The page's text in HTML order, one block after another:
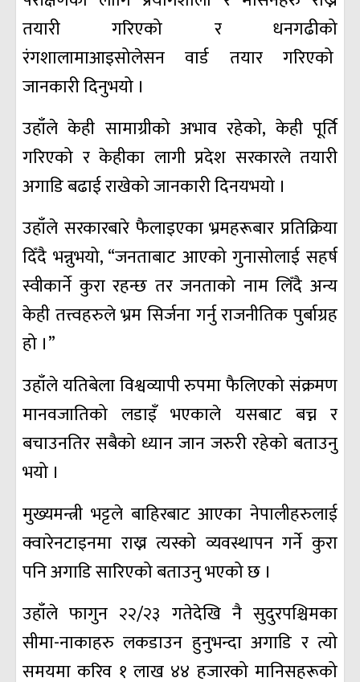
तयारी गरिएको र धनगढीको
रंगशालामाआइसोलेसन वार्ड तयार गरिएको
जानकारी दिनुभयो ।
उहाँले केही सामाग्रीको अभाव रहेको, केही पूर्ति
गरिएको र केहीका लागी प्रदेश सरकारले तयारी
अगाडि बढाई राखेको जानकारी दिनयभयो ।
उहाँले सरकारबारे फैलाइएका भ्रमहरूबार प्रतिक्रिया
दिँदै भन्नुभयो, “जनताबाट आएको गुनासोलाई सहर्ष
स्वीकार्ने कुरा रहन्छ तर जनताको नाम लिँदै अन्य
केही तत्त्वहरुले भ्रम सिर्जना गर्नु राजनीतिक पुर्बाग्रह
हो ।”
उहाँले यतिबेला विश्वव्यापी रुपमा फैलिएको संक्रमण
मानवजातिको लडाइँ भएकाले यसबाट बच्न र
बचाउनतिर सबैको ध्यान जान जरुरी रहेको बताउनु
भयो ।
मुख्यमन्त्री भट्टले बाहिरबाट आएका नेपालीहरुलाई
क्वारेनटाइनमा राख्न त्यस्को व्यवस्थापन गर्ने कुरा
पनि अगाडि सारिएको बताउनु भएको छ ।
उहाँले फागुन २२/२३ गतेदेखि नै सुदुरपश्चिमका
सीमा-नाकाहरु लकडाउन हुनुभन्दा अगाडि र त्यो
समयमा करिव १ लाख ४४ हजारको मानिसहरूको